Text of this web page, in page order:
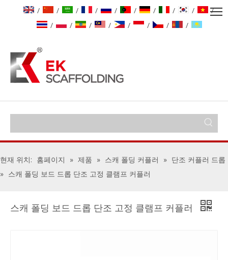
/ / / / / / / / /
/
/
/ / / / / / /
현재 위치: 홈페이지 » 제품 » 스캐 폴딩 커플러 » 단조 커플러 드롭
» 스캐 폴딩 보드 드롭 단조 고정 클램프 커플러
스캐 폴딩 보드 드롭 단조 고정 클램프 커플러